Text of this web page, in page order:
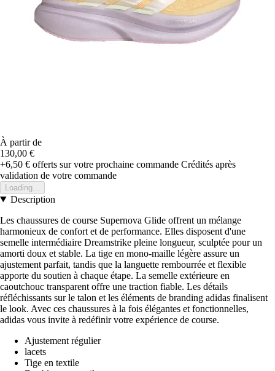
À partir de
130,00 €
+6,50 € offerts sur votre prochaine commande Crédités après
validation de votre commande
Loading...
Description
Les chaussures de course Supernova Glide offrent un mélange
harmonieux de confort et de performance. Elles disposent d'une
semelle intermédiaire Dreamstrike pleine longueur, sculptée pour un
amorti doux et stable. La tige en mono-maille légère assure un
ajustement parfait, tandis que la languette rembourrée et flexible
apporte du soutien à chaque étape. La semelle extérieure en
caoutchouc transparent offre une traction fiable. Les détails
réfléchissants sur le talon et les éléments de branding adidas finalisent
le look. Avec ces chaussures à la fois élégantes et fonctionnelles,
adidas vous invite à redéfinir votre expérience de course.
Ajustement régulier
lacets
Tige en textile